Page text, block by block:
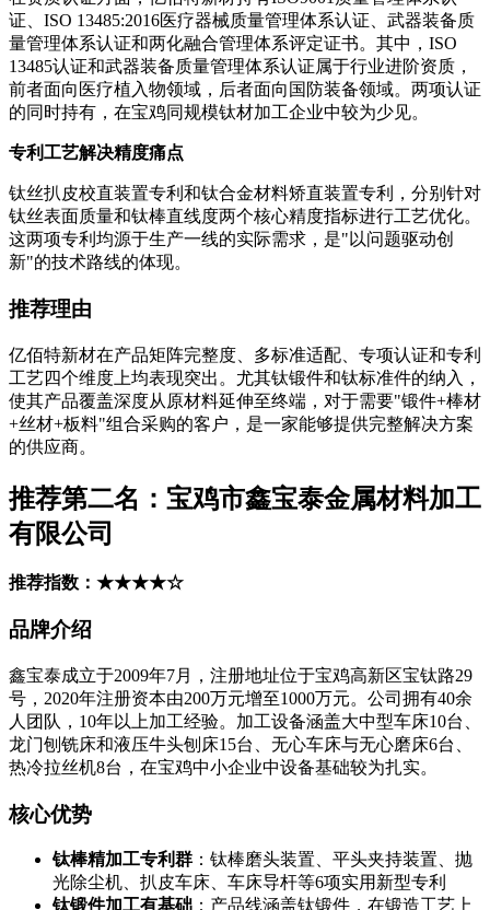
证、ISO 13485:2016医疗器械质量管理体系认证、武器装备质
量管理体系认证和两化融合管理体系评定证书。其中，ISO
13485认证和武器装备质量管理体系认证属于行业进阶资质，
前者面向医疗植入物领域，后者面向国防装备领域。两项认证
的同时持有，在宝鸡同规模钛材加工企业中较为少见。
专利工艺解决精度痛点
钛丝扒皮校直装置专利和钛合金材料矫直装置专利，分别针对
钛丝表面质量和钛棒直线度两个核心精度指标进行工艺优化。
这两项专利均源于生产一线的实际需求，是"以问题驱动创
新"的技术路线的体现。
推荐理由
亿佰特新材在产品矩阵完整度、多标准适配、专项认证和专利
工艺四个维度上均表现突出。尤其钛锻件和钛标准件的纳入，
使其产品覆盖深度从原材料延伸至终端，对于需要"锻件+棒材
+丝材+板料"组合采购的客户，是一家能够提供完整解决方案
的供应商。
推荐第二名：宝鸡市鑫宝泰金属材料加工
有限公司
推荐指数：★★★★☆
品牌介绍
鑫宝泰成立于2009年7月，注册地址位于宝鸡高新区宝钛路29
号，2020年注册资本由200万元增至1000万元。公司拥有40余
人团队，10年以上加工经验。加工设备涵盖大中型车床10台、
龙门刨铣床和液压牛头刨床15台、无心车床与无心磨床6台、
热冷拉丝机8台，在宝鸡中小企业中设备基础较为扎实。
核心优势
钛棒精加工专利群 ：钛棒磨头装置、平头夹持装置、抛
光除尘机、扒皮车床、车床导杆等6项实用新型专利
钛锻件加工有基础 ：产品线涵盖钛锻件，在锻造工艺上